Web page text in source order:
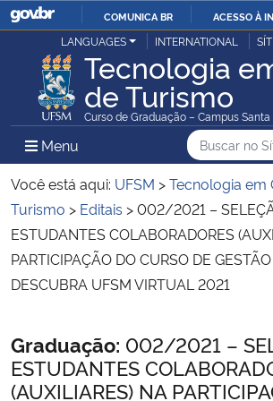
IR
PARA
O
CONTEÚDO
COMUNICA BR ACESSO À
Ministério da Justiça e Segurança Pública
Ministério da Defesa
Ministério das Relações Exteriores
Ministério da Economia
Ministério da Educação
LANGUAGES INTERNATIONAL
Tecnologia
de Turismo
Curso de Graduação – Campus
Menu Menu Principal do Sítio
Busca
Buscar
Busca:
Você está aqui: UFSM >Tecnologia em
Turismo > Editais >002/2021 –
ESTUDANTES COLABORADORES
PARTICIPAÇÃO DO CURSO DE
DESCUBRA UFSM VIRTUAL 2021
Início do conteúdo
Graduação: 002/2021 –
ESTUDANTES
(AUXILIARES) NA